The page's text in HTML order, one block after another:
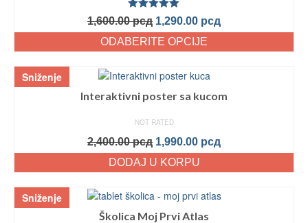
Ocenjeno
sa5.00od
5
1,600.00рсд 1,290.00 рсд
ODABERITE OPCIJE
Sniženje
Interaktivni poster sa kucom
NOT RATED
2,400.00рсд 1,990.00 рсд
DODAJ U KORPU
Sniženje
Školica Moj Prvi Atlas